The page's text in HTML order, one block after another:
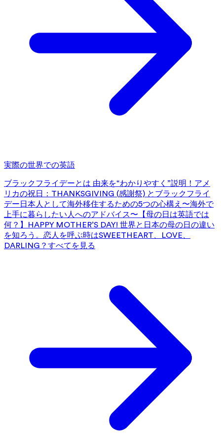
実際の世界での英語
ブラックフライデーとは 由来を“わかりやすく”説明！ アメ
リカの祝日：THANKSGIVING (感謝祭) とブラックフライ
デー 日本人として海外移住するための5つの心構え〜海外で
上手に暮らしたい人へのアドバイス〜 【母の日は英語では
何？】HAPPY MOTHER’S DAY! 世界と日本の母の日の違い
を知ろう。 恋人を呼ぶ時はSWEETHEART、LOVE、
DARLING？ すべてを見る